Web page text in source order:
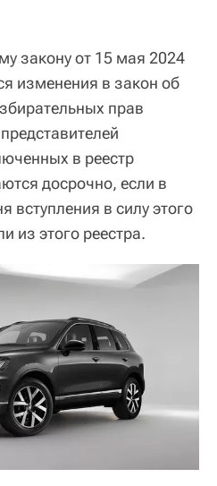
закону от 15 мая 2024
изменения в закон об
прав
в реестр
досрочно, если в
вступления в силу этого
из этого реестра.